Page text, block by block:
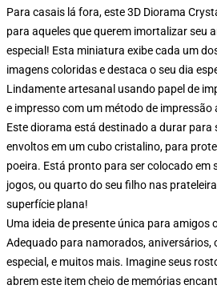
Para casais lá fora, este 3D Diorama
para aqueles que querem imortalizar seu
especial! Esta miniatura exibe cada um
imagens coloridas e destaca o seu dia
Lindamente artesanal usando papel de
e impresso com um método de impressão
Este diorama está destinado a durar para
envoltos em um cubo cristalino, para
poeira. Está pronto para ser colocado em
jogos, ou quarto do seu filho nas
superfície plana!
Uma ideia de presente única para amigos
Adequado para namorados, aniversários,
especial, e muitos mais. Imagine seus
abrem este item cheio de memórias